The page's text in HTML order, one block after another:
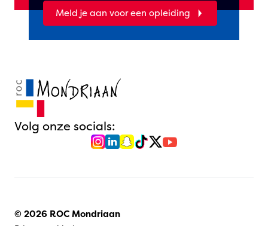
Meld je aan voor een opleiding
Volg onze socials:
© 2026 ROC Mondriaan